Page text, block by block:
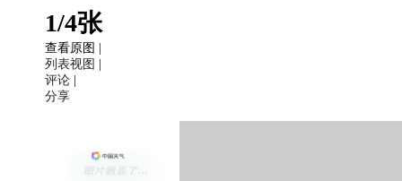
1/4张
查看原图 |
列表视图
评论
分享